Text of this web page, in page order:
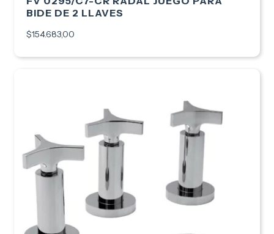
BIDE DE 2 LLAVES
$154.683,00